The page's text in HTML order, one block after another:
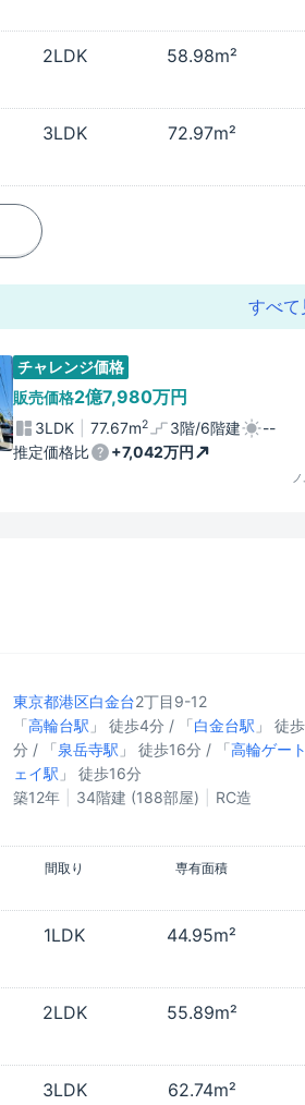
2LDK
58.98m²
3LDK
72.97m²
すべて
チャレンジ価格
販売価格2億7,980万円
3LDK 77.67m2 3階/6階建
--
推定価格比
+7,042万円
東京都港区白金台2丁目9-12
「高輪台駅 」 徒歩4分 / 「白金台駅 」 徒
分 / 「泉岳寺駅 」 徒歩16分 / 「高輪ゲー
ェイ駅 」 徒歩16分
築12年
34階建 (188部屋) RC造
間取り
専有面積
1LDK
44.95m²
2LDK
55.89m²
3LDK
62.74m²